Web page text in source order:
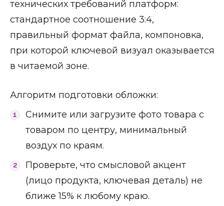
технических требований платформ:
стандартное соотношение 3:4,
правильный формат файла, компоновка,
при которой ключевой визуал оказывается
в читаемой зоне.
Алгоритм подготовки обложки:
Снимите или загрузите фото товара с
товаром по центру, минимальный
воздух по краям.
Проверьте, что смысловой акцент
(лицо продукта, ключевая деталь) не
ближе 15% к любому краю.